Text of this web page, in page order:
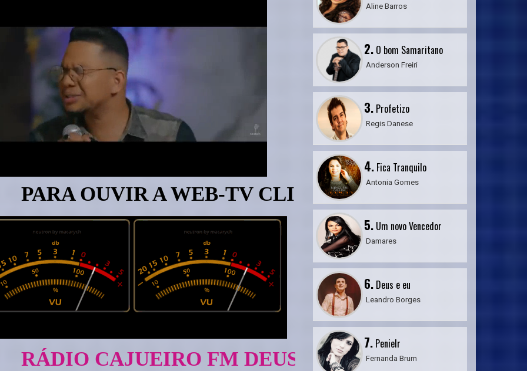
A WEB-TV CLIQUE NO ÍCONE DO ALTO-
FM DEUS PROVERÁ
Aline Barros
2.O bom Samaritano
Anderson Freiri
3.Profetizo
Regis Danese
4.Fica Tranquilo
Antonia Gomes
5.Um novo Vencedor
Damares
6.Deus e eu
Leandro Borges
7.Penielr
Fernanda Brum